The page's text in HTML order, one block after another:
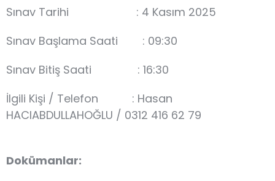
Sınav Tarihi : 4 Kasım 2025
Sınav Başlama Saati : 09:30
Sınav Bitiş Saati : 16:30
İlgili Kişi / Telefon : Hasan
HACIABDULLAHOĞLU / 0312 416 62 79
Dokümanlar: